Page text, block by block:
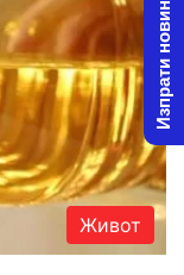
Живот
Изпрати новина